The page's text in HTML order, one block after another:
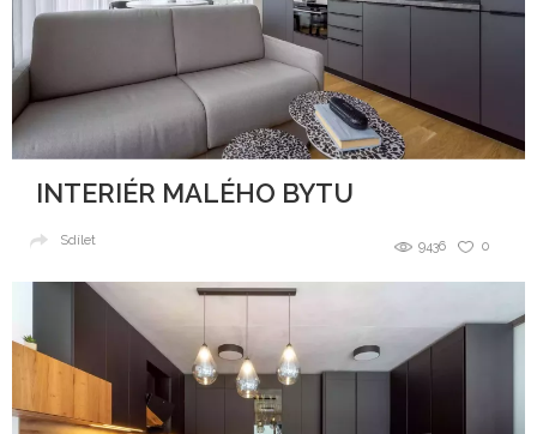
INTERIÉR MALÉHO BYTU
0
9436
Sdílet